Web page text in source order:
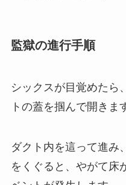
監獄の進行手順
シックスが目覚めたら
トの蓋を掴んで開きま
ダクト内を這って進み
をくぐると、やがて床